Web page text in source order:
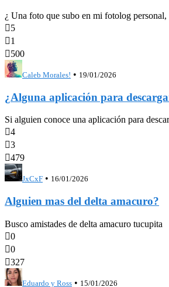
¿ Una foto que subo en mi fotolog
5
1
500
Caleb Morales! • 19/01/2026
¿Alguna aplicación para
Si alguien conoce una aplicación para
4
3
479
JxCxF • 16/01/2026
Alguien mas del delta amacuro?
Busco amistades de delta amacuro tucupita
0
0
327
Eduardo y Ross • 15/01/2026